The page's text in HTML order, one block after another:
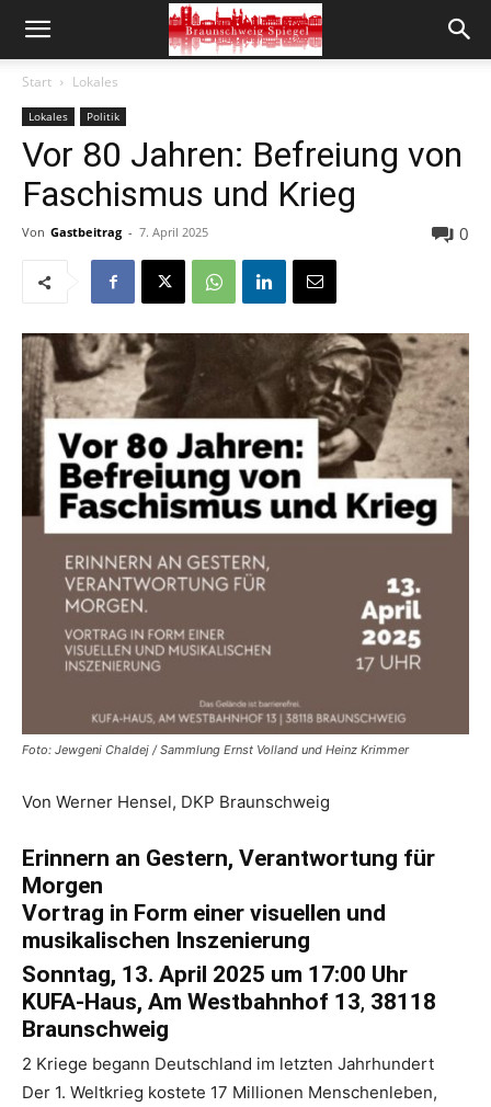
Start Lokales
Lokales Politik
Vor 80 Jahren: Befreiung von
Faschismus und Krieg
Von Gastbeitrag - 7. April 2025 0
Foto: Jewgeni Chaldej / Sammlung Ernst Volland und Heinz Krimmer
Von Werner Hensel, DKP Braunschweig
Erinnern an Gestern, Verantwortung für
Morgen
Vortrag in Form einer visuellen und
musikalischen Inszenierung
Sonntag, 13. April 2025 um 17:00 Uhr
KUFA-Haus, Am Westbahnhof 13, 38118
Braunschweig
2 Kriege begann Deutschland im letzten Jahrhundert
Der 1. Weltkrieg kostete 17 Millionen Menschenleben,